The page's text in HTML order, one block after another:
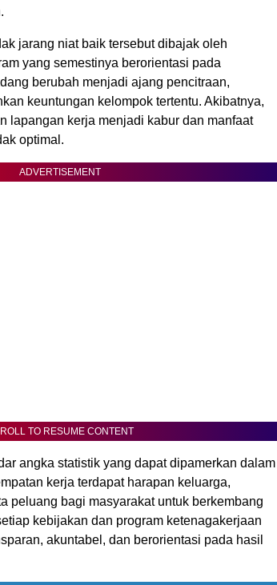
jarang niat baik tersebut dibajak oleh
yang semestinya berorientasi pada
berubah menjadi ajang pencitraan,
keuntungan kelompok tertentu. Akibatnya,
lapangan kerja menjadi kabur dan manfaat
optimal.
ADVERTISEMENT
TO RESUME CONTENT
angka statistik yang dapat dipamerkan dalam
kerja terdapat harapan keluarga,
peluang bagi masyarakat untuk berkembang
kebijakan dan program ketenagakerjaan
akuntabel, dan berorientasi pada hasil